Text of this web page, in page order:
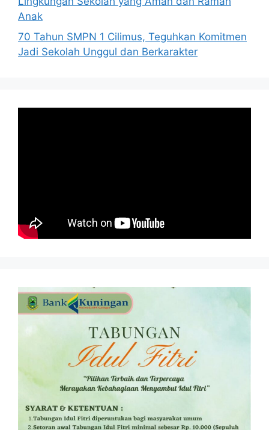
Anak
70 Tahun SMPN 1 Cilimus, Teguhkan Komitmen
Jadi Sekolah Unggul dan Berkarakter